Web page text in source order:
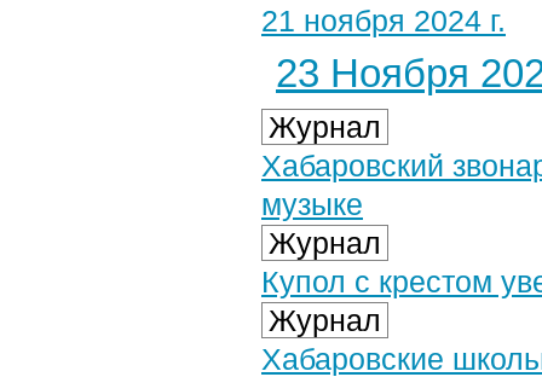
21 ноября 2024 г.
23 Ноября
Журнал
Хабаровский
музыке
Журнал
Купол с крестом
Журнал
Хабаровские